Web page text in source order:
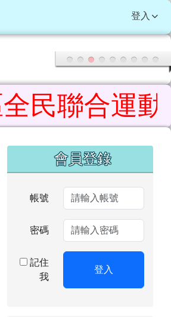
登入
合運動
右邊區域內容
會員登錄
密碼
記住
登入